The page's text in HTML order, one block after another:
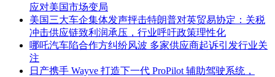
应对美国市场变局
美国三大车企集体发声抨击特朗普对英贸易协定：关税
冲击供应链致利润承压，行业呼吁政策理性化
哪吒汽车陷合作方纠纷风波 多家供应商起诉引发行业关
注
日产携手 Wayve 打造下一代 ProPilot 辅助驾驶系统，